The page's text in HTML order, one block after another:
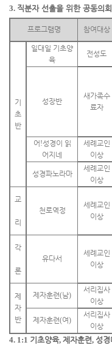
3. 직분자 선출을 위한 공동의회
프로그램명 참여대상
기
초
반
일대일 기초양
육
전성도
성장반
새가족수
료자
어 !성경이 읽
어지네
세례교인
이상
성경파노라마
세례교인
이상
교
리
천로역정
세례교인
이상
각
론
유다서
세례교인
이상
제
자
반
제자훈련(남)
서리집사
이상
제자훈련(여)
서리집사
이상
4. 1:1 기초양육, 제자훈련, 성